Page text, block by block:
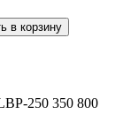
в корзину
250 350 800